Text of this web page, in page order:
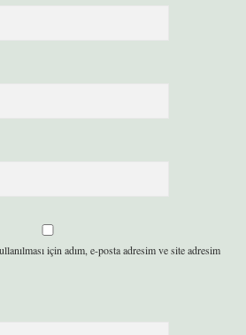
için adım, e-posta adresim ve site adresim